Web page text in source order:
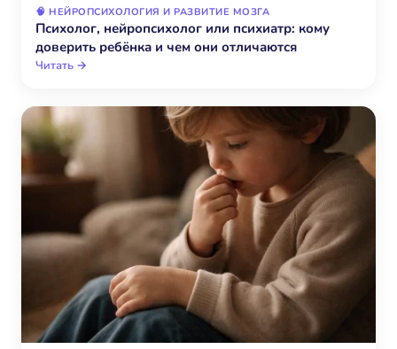
🧠 НЕЙРОПСИХОЛОГИЯ И РАЗВИТИЕ МОЗГА
Психолог, нейропсихолог или психиатр: кому
доверить ребёнка и чем они отличаются
Читать →